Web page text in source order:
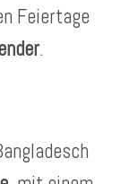
Feiertage
.